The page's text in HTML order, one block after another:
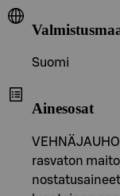
Suomi
Ainesosat
rasvaton